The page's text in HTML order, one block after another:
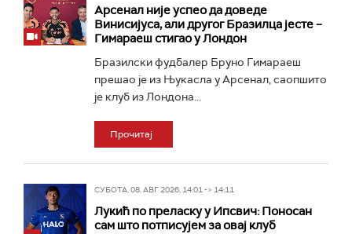
Арсенал није успео да доведе
Винисијуса, али другог Бразилца јесте –
Гимараеш стигао у Лондон
Бразилски фудбалер Бруно Гимараеш
прешао је из Њукасла у Арсенал, саопшито
је клуб из Лондона...
Прочитај
СУБОТА, 08. АВГ 2026, 14:01 -> 14:11
Лукић по преласку у Ипсвич: Поносан
сам што потписујем за овај клуб